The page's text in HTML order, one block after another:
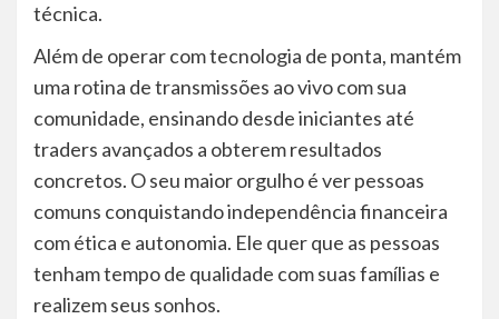
técnica.
Além de operar com tecnologia de ponta, mantém
uma rotina de transmissões ao vivo com sua
comunidade, ensinando desde iniciantes até
traders avançados a obterem resultados
concretos. O seu maior orgulho é ver pessoas
comuns conquistando independência financeira
com ética e autonomia. Ele quer que as pessoas
tenham tempo de qualidade com suas famílias e
realizem seus sonhos.